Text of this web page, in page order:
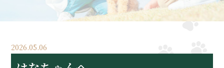
2026.05.06